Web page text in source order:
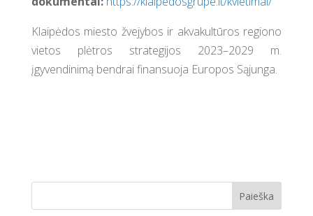
Klaipėdos miesto žvejybos ir akvakultūros regiono
vietos plėtros strategijos 2023–2029 m.
įgyvendinimą bendrai finansuoja Europos Sąjunga.
Paieška